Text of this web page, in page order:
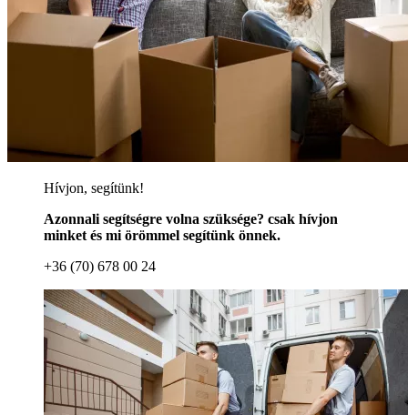
Hívjon, segítünk!
Azonnali segítségre volna szüksége? csak hívjon
minket és mi örömmel segítünk önnek.
+36 (70) 678 00 24